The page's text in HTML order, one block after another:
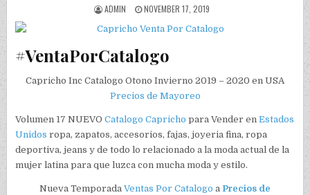
AUTHOR:
ADMIN PUBLISHED DATE:
NOVEMBER 17, 2019
#VentaPorCatalogo
Capricho Inc Catalogo Otono Invierno 2019 – 2020 en USA
Precios de Mayoreo
Volumen 17 NUEVOCatalogo Capricho para Vender enEstados
Unidos ropa, zapatos, accesorios, fajas, joyeria fina, ropa
deportiva, jeans y de todo lo relacionado a la moda actual de la
mujer latina para que luzca con mucha moda y estilo.
Nueva Temporada Ventas Por Catalogo a Precios de